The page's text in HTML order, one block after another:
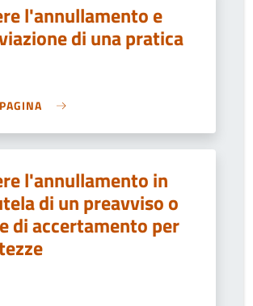
l'annullamento e
di una pratica
l'annullamento in
di un preavviso o
di accertamento per